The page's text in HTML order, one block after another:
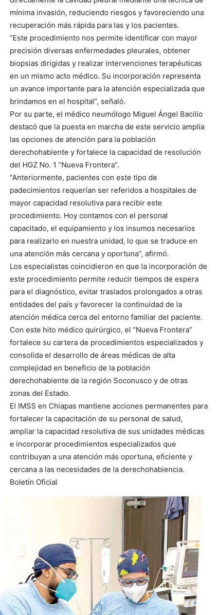
mínima invasión, reduciendo riesgos y favoreciendo una
recuperación más rápida para las y los pacientes.
“Este procedimiento nos permite identificar con mayor
precisión diversas enfermedades pleurales, obtener
biopsias dirigidas y realizar intervenciones terapéuticas
en un mismo acto médico. Su incorporación representa
un avance importante para la atención especializada que
brindamos en el hospital”, señaló.
Por su parte, el médico neumólogo Miguel Ángel Bacilio
destacó que la puesta en marcha de este servicio amplía
las opciones de atención para la población
derechohabiente y fortalece la capacidad de resolución
del HGZ No. 1 “Nueva Frontera”.
“Anteriormente, pacientes con este tipo de
padecimientos requerían ser referidos a hospitales de
mayor capacidad resolutiva para recibir este
procedimiento. Hoy contamos con el personal
capacitado, el equipamiento y los insumos necesarios
para realizarlo en nuestra unidad, lo que se traduce en
una atención más cercana y oportuna”, afirmó.
Los especialistas coincidieron en que la incorporación de
este procedimiento permite reducir tiempos de espera
para el diagnóstico, evitar traslados prolongados a otras
entidades del país y favorecer la continuidad de la
atención médica cerca del entorno familiar del paciente.
Con este hito médico quirúrgico, el “Nueva Frontera”
fortalece su cartera de procedimientos especializados y
consolida el desarrollo de áreas médicas de alta
complejidad en beneficio de la población
derechohabiente de la región Soconusco y de otras
zonas del Estado.
El IMSS en Chiapas mantiene acciones permanentes para
fortalecer la capacitación de su personal de salud,
ampliar la capacidad resolutiva de sus unidades médicas
e incorporar procedimientos especializados que
contribuyan a una atención más oportuna, eficiente y
cercana a las necesidades de la derechohabiencia.
Boletín Oficial